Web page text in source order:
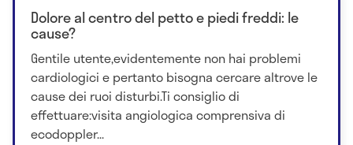
Dolore al centro del petto e piedi freddi: le
cause?
Gentile utente,evidentemente non hai problemi
cardiologici e pertanto bisogna cercare altrove le
cause dei ruoi disturbi.Ti consiglio di
effettuare:visita angiologica comprensiva di
ecodoppler...